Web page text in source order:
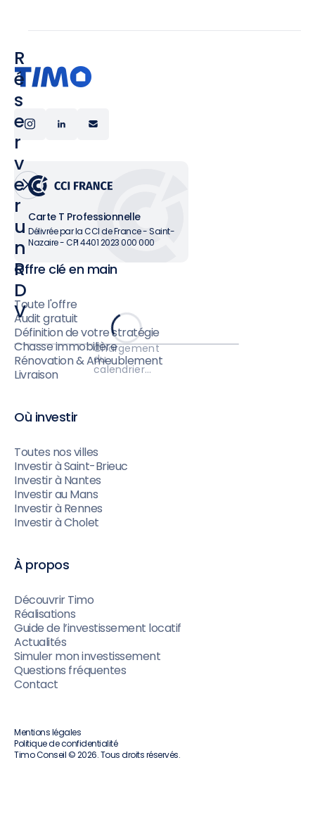
R
é
s
e
r
v
e
r
u
n
R
D
V
Chargement
du
calendrier…
Carte T Professionnelle
Délivrée par la CCI de France - Saint-
Nazaire - CPI 4401 2023 000 000
Offre clé en main
Toute l'offre
Audit gratuit
Définition de votre stratégie
Chasse immobilière
Rénovation & Ameublement
Livraison
Où investir
Toutes nos villes
Investir à Saint-Brieuc
Investir à Nantes
Investir au Mans
Investir à Rennes
Investir à Cholet
À propos
Découvrir Timo
Réalisations
Guide de l’investissement locatif
Actualités
Simuler mon investissement
Questions fréquentes
Contact
Timo Conseil © 2026. Tous droits réservés.
Mentions légales
Politique de confidentialité